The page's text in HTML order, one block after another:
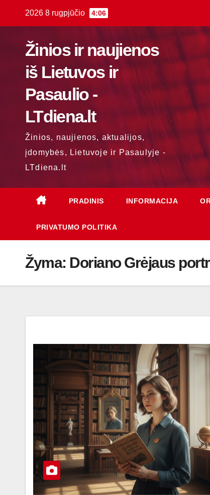
2026 8 rugpjūčio 4:06
Žinios ir naujienos
iš Lietuvos ir
Pasaulio -
LTdiena.lt
Žinios, naujienos, aktualijos,
įdomybės, Lietuvoje ir Pasaulyje -
LTdiena.lt
PRADINIS INFORMACIJA
PRIVATUMO POLITIKA
Žyma: Doriano Grėjaus